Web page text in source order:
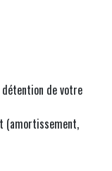
de votre
(amortissement,